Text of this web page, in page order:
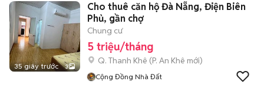
35 giây trước 3
Cho thuê căn hộ Đà Nẵng, Điện Biên
Phủ, gần chợ
Chung cư
5 triệu/tháng
Q. Thanh Khê (P. An Khê mới)
Cộng Đồng Nhà Đất